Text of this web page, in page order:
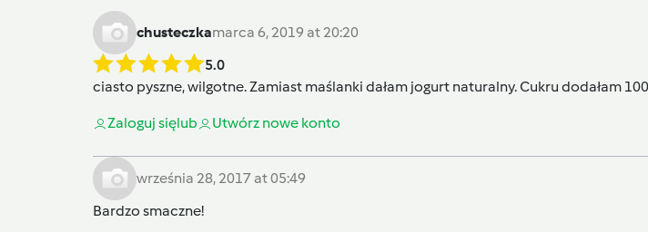
chusteczkamarca 6, 2019 at 20:20
5.0
ciasto pyszne, wilgotne. Zamiast maślanki dałam jogurt naturalny. Cukru dodałam
Zaloguj sięlub Utwórz nowe konto
września 28, 2017 at 05:49
Bardzo smaczne!